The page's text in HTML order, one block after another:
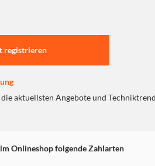
registrieren
die aktuellsten Angebote und
Onlineshop folgende Zahlarten